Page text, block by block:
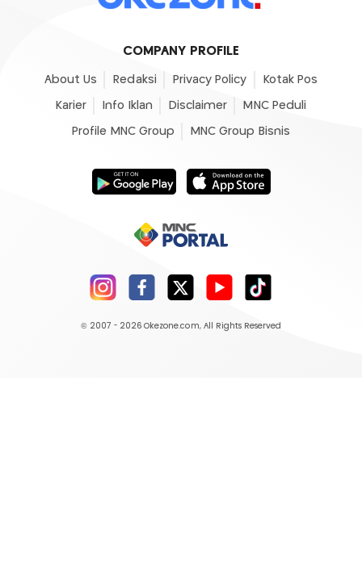
COMPANY PROFILE
About Us Redaksi Privacy Policy Kotak Pos
Karier Info Iklan Disclaimer MNC Peduli
Profile MNC Group MNC Group Bisnis
© 2007 - 2026 Okezone.com, All Rights Reserved